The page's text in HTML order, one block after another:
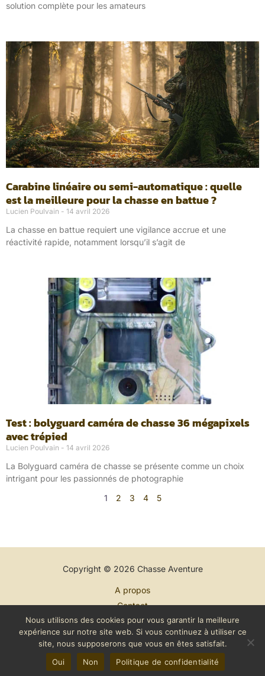
solution complète pour les amateurs
Carabine linéaire ou semi-automatique : quelle
est la meilleure pour la chasse en battue ?
Lucien Poulvain 14 avril 2026
La chasse en battue requiert une vigilance accrue et une
réactivité rapide, notamment lorsqu’il s’agit de
Test : bolyguard caméra de chasse 36 mégapixels
avec trépied
Lucien Poulvain 14 avril 2026
La Bolyguard caméra de chasse se présente comme un choix
intrigant pour les passionnés de photographie
1
2 3 4 5
Copyright © 2026 Chasse Aventure
A propos
Contact
Plan du site
Mentions légales
Politique de confidentialité
Nous utilisons des cookies pour vous garantir la meilleure
expérience sur notre site web. Si vous continuez à utiliser ce
site, nous supposerons que vous en êtes satisfait.
Oui
Non Politique de confidentialité